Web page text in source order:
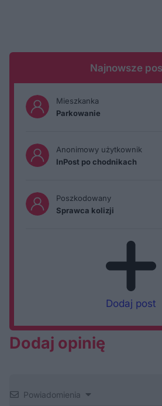
Najnowsze
Mieszkanka
Parkowanie
Anonimowy użytkownik
InPost po chodnikach
Poszkodowany
Sprawca kolizji
Dodaj post
Dodaj opinię
Powiadomienia